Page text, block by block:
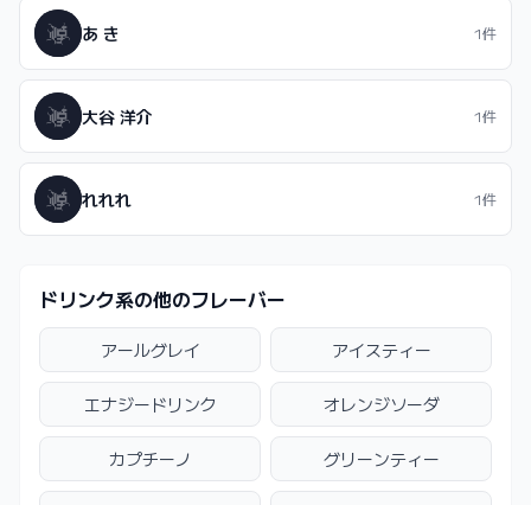
あ き 1件
大谷 洋介 1件
れれれ 1件
ドリンク系の他のフレーバー
アールグレイ アイスティー
エナジードリンク オレンジソーダ
カプチーノ グリーンティー